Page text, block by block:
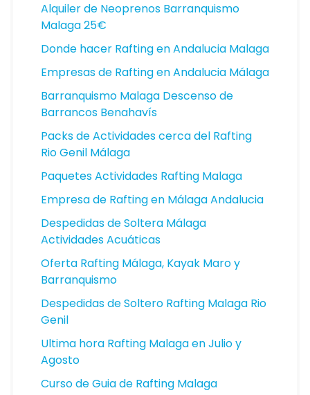
Alquiler de Neoprenos Barranquismo
Malaga 25€
Donde hacer Rafting en Andalucia Malaga
Empresas de Rafting en Andalucia Málaga
Barranquismo Malaga Descenso de
Barrancos Benahavís
Packs de Actividades cerca del Rafting
Rio Genil Málaga
Paquetes Actividades Rafting Malaga
Empresa de Rafting en Málaga Andalucia
Despedidas de Soltera Málaga
Actividades Acuáticas
Oferta Rafting Málaga, Kayak Maro y
Barranquismo
Despedidas de Soltero Rafting Malaga Rio
Genil
Ultima hora Rafting Malaga en Julio y
Agosto
Curso de Guia de Rafting Malaga